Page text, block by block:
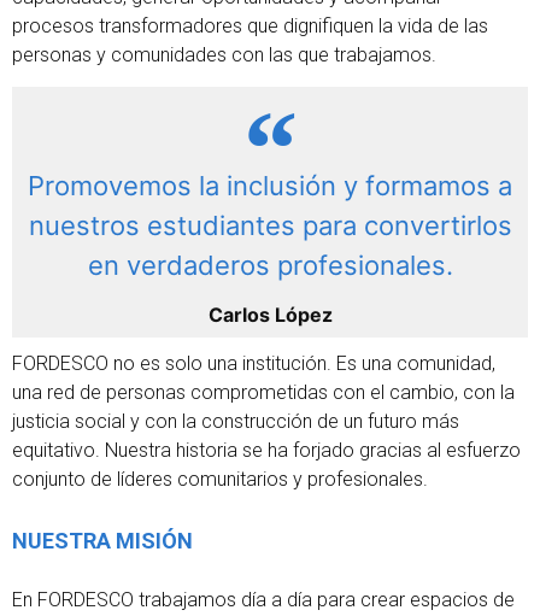
procesos transformadores que dignifiquen la vida de las
personas y comunidades con las que trabajamos.
Promovemos la inclusión y formamos a
nuestros estudiantes para convertirlos
en verdaderos profesionales.
Carlos López
FORDESCO no es solo una institución. Es una comunidad,
una red de personas comprometidas con el cambio, con la
justicia social y con la construcción de un futuro más
equitativo. Nuestra historia se ha forjado gracias al esfuerzo
conjunto de líderes comunitarios y profesionales.
NUESTRA MISIÓN
En FORDESCO trabajamos día a día para crear espacios de